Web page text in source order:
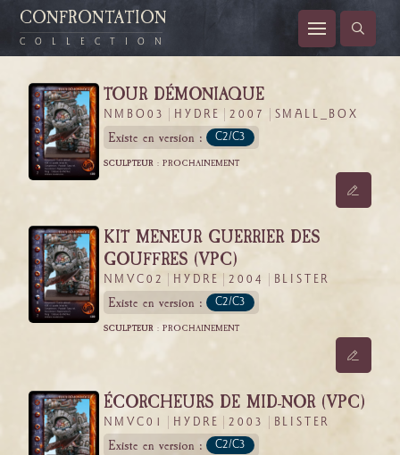
CONFRONTATION
COLLECTION
TOUR DÉMONIAQUE
NMBO03 HYDRE 2007 SMALL_BOX
Existe en version : C2/C3
SCULPTEUR :PROCHAINEMENT
KIT MENEUR GUERRIER DES
GOUFFRES (VPC)
NMVC02 HYDRE 2004 BLISTER
Existe en version : C2/C3
SCULPTEUR :PROCHAINEMENT
ÉCORCHEURS DE MID-NOR (VPC)
NMVC01 HYDRE 2003 BLISTER
Existe en version : C2/C3